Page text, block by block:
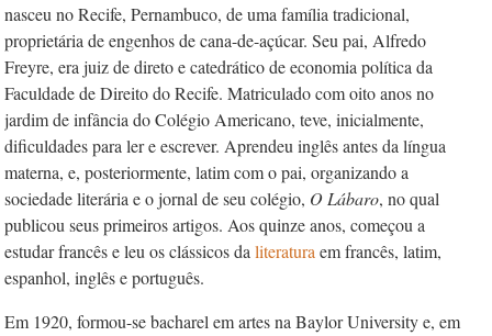
nasceu no Recife, Pernambuco, de uma família tradicional,
proprietária de engenhos de cana-de-açúcar. Seu pai, Alfredo
Freyre, era juiz de direto e catedrático de economia política da
Faculdade de Direito do Recife. Matriculado com oito anos no
jardim de infância do Colégio Americano, teve, inicialmente,
dificuldades para ler e escrever. Aprendeu inglês antes da língua
materna, e, posteriormente, latim com o pai, organizando a
sociedade literária e o jornal de seu colégio, O Lábaro, no qual
publicou seus primeiros artigos. Aos quinze anos, começou a
estudar francês e leu os clássicos da literatura em francês, latim,
espanhol, inglês e português.
Em 1920, formou-se bacharel em artes na Baylor University e, em